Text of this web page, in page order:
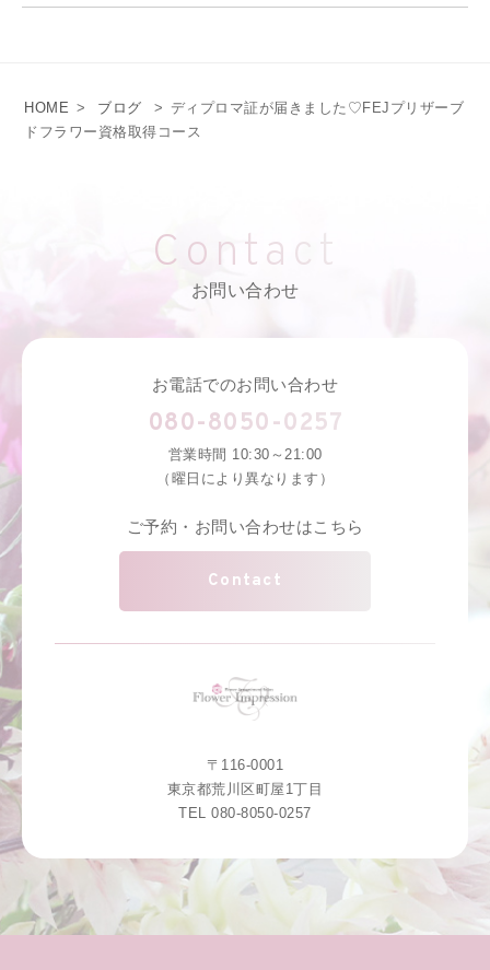
HOME > ブログ > ディプロマ証が届きました♡FEJプリザーブ
ドフラワー資格取得コース
Contact
お問い合わせ
お電話でのお問い合わせ
080-8050-0257
営業時間 10:30～21:00
（曜日により異なります）
ご予約・お問い合わせはこちら
Contact
〒116-0001
東京都荒川区町屋1丁目
TEL 080-8050-0257